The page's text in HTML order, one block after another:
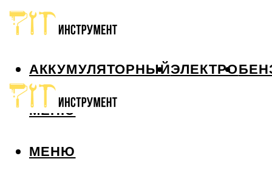
АККУМУЛЯТОРНЫЙЭЛЕКТРО
МЕНЮ
МЕНЮ